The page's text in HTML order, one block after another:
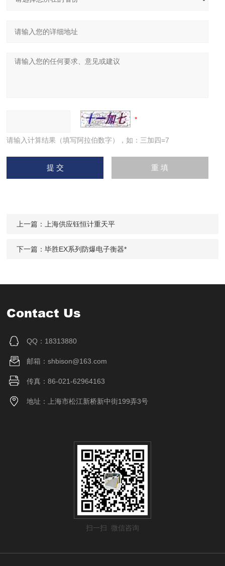
请输入计算结果（填写阿拉伯数字），如：三加四=7
上一篇： 上海供应钰恒计重天平
下一篇：毕胜EX系列防爆电子衡器*
Contact Us
QQ：18313880
邮箱：shbison@163.com
传真：86-021-62964163
地址：上海市松江新桥新中街199弄3号
扫一扫 微信咨询